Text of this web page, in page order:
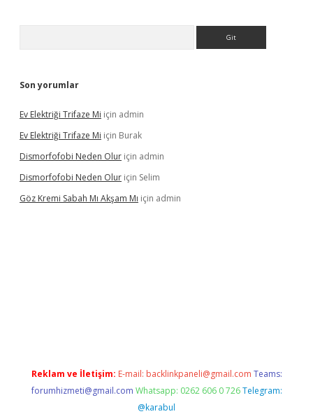
Son yorumlar
Ev Elektriği Trifaze Mi için admin
Ev Elektriği Trifaze Mi için Burak
Dismorfofobi Neden Olur için admin
Dismorfofobi Neden Olur için Selim
Göz Kremi Sabah Mı Akşam Mı için admin
Reklam ve İletişim: E-mail: backlinkpaneli@gmail.com Teams:
forumhizmeti@gmail.com Whatsapp: 0262 606 0 726 Telegram:
@karabul